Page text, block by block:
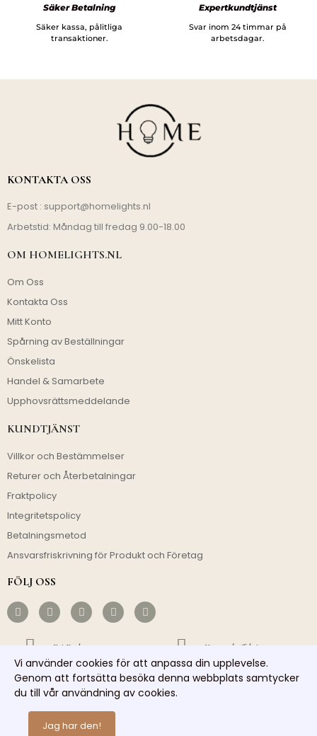
Säker Betalning
Säker kassa, pålitliga
transaktioner.
Expertkundtjänst
Svar inom 24 timmar på
arbetsdagar.
KONTAKTA OSS
E-post : support@homelights.nl
Arbetstid: Måndag till fredag 9.00-18.00
OM HOMELIGHTS.NL
Om Oss
Kontakta Oss
Mitt Konto
Spårning av Beställningar
Önskelista
Handel & Samarbete
Upphovsrättsmeddelande
KUNDTJÄNST
Villkor och Bestämmelser
Returer och Återbetalningar
Fraktpolicy
Integritetspolicy
Betalningsmetod
Ansvarsfriskrivning för Produkt och Företag
FÖLJ OSS
Fri Frakt Kostnadseffektivt
Snabb Avsändning Ansvarsfull Service
Vi använder cookies för att anpassa din upplevelse.
Genom att fortsätta besöka denna webbplats samtycker
du till vår användning av cookies.
Jag har den!